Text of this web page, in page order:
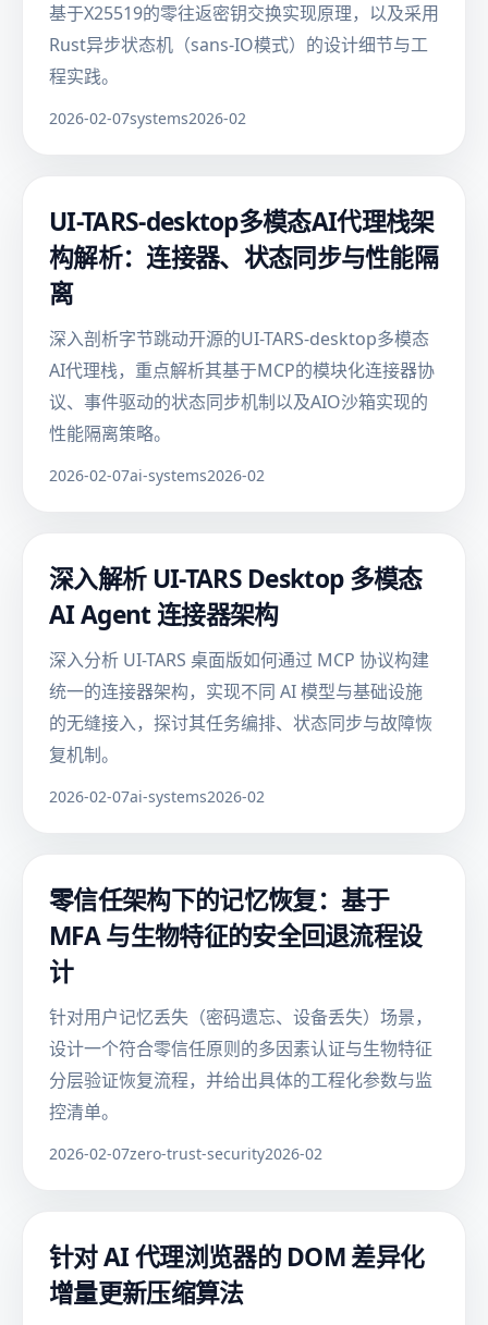
基于X25519的零往返密钥交换实现原理，以及采用
Rust异步状态机（sans-IO模式）的设计细节与工
程实践。
2026-02-07systems2026-02
UI-TARS-desktop多模态AI代理栈架
构解析：连接器、状态同步与性能隔
离
深入剖析字节跳动开源的UI-TARS-desktop多模态
AI代理栈，重点解析其基于MCP的模块化连接器协
议、事件驱动的状态同步机制以及AIO沙箱实现的
性能隔离策略。
2026-02-07ai-systems2026-02
深入解析 UI-TARS Desktop 多模态
AI Agent 连接器架构
深入分析 UI-TARS 桌面版如何通过 MCP 协议构建
统一的连接器架构，实现不同 AI 模型与基础设施
的无缝接入，探讨其任务编排、状态同步与故障恢
复机制。
2026-02-07ai-systems2026-02
零信任架构下的记忆恢复：基于
MFA 与生物特征的安全回退流程设
计
针对用户记忆丢失（密码遗忘、设备丢失）场景，
设计一个符合零信任原则的多因素认证与生物特征
分层验证恢复流程，并给出具体的工程化参数与监
控清单。
2026-02-07zero-trust-security2026-02
针对 AI 代理浏览器的 DOM 差异化
增量更新压缩算法